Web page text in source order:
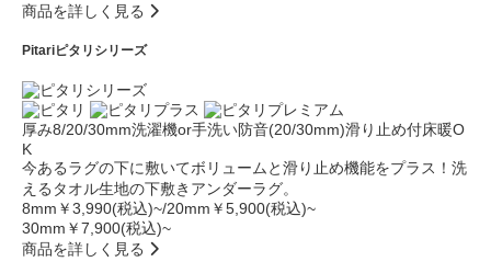
商品を詳しく見る
Pitariピタリシリーズ
厚み8/20/30mm洗濯機or手洗い防音(20/30mm)滑り止め付床暖O
K
今あるラグの下に敷いてボリュームと滑り止め機能をプラス！洗
えるタオル生地の下敷きアンダーラグ。
8mm￥3,990(税込)~/20mm￥5,900(税込)~
30mm￥7,900(税込)~
商品を詳しく見る